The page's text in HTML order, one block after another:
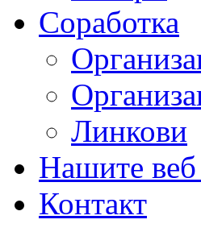
Соработка
Линкови
Нашите веб
Контакт